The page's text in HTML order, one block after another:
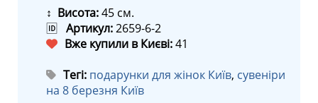
↕ Висота:45 см.
🆔 Артикул:2659-6-2
Вже купили в Києві:41
Тегі: подарунки для жінок Київ, сувеніри
на 8 березня Київ